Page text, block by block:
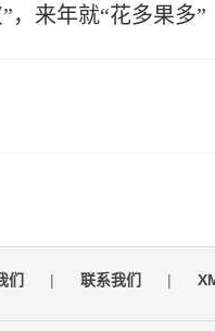
，来年就“花多果多”
们 | 联系我们 |